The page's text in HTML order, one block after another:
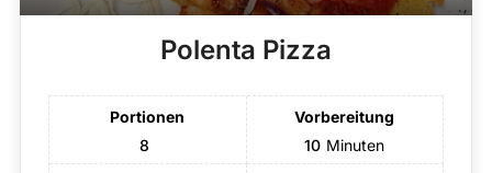
Polenta Pizza
Portionen
8
Vorbereitung
10 Minuten